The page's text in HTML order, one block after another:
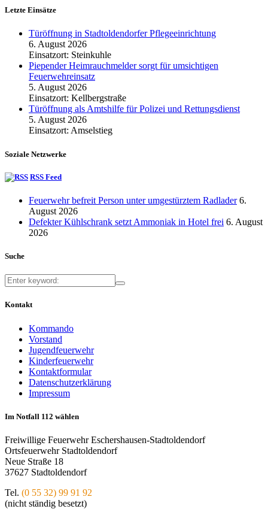
Letzte Einsätze
Türöffnung in Stadtoldendorfer Pflegeeinrichtung
6. August 2026
Einsatzort: Steinkuhle
Piepender Heimrauchmelder sorgt für umsichtigen
Feuerwehreinsatz
5. August 2026
Einsatzort: Kellbergstraße
Türöffnung als Amtshilfe für Polizei und Rettungsdienst
5. August 2026
Einsatzort: Amselstieg
Soziale Netzwerke
RSS Feed
Feuerwehr befreit Person unter umgestürztem Radlader 6.
August 2026
Defekter Kühlschrank setzt Ammoniak in Hotel frei 6. August
2026
Suche
Kontakt
Kommando
Vorstand
Jugendfeuerwehr
Kinderfeuerwehr
Kontaktformular
Datenschutzerklärung
Impressum
Im Notfall 112 wählen
Freiwillige Feuerwehr Eschershausen-Stadtoldendorf
Ortsfeuerwehr Stadtoldendorf
Neue Straße 18
37627 Stadtoldendorf
Tel. (0 55 32) 99 91 92
(nicht ständig besetzt)